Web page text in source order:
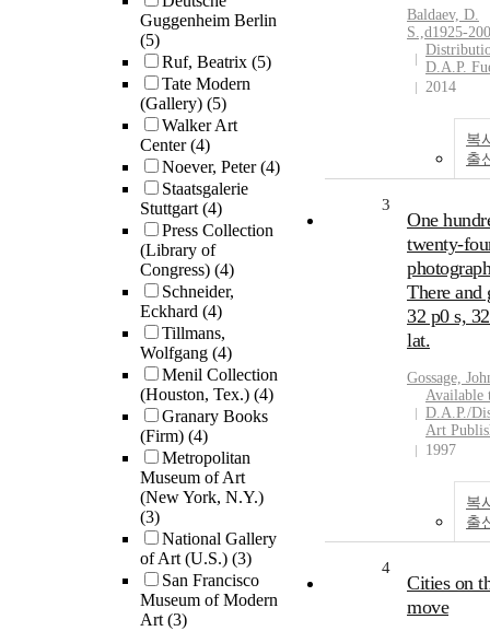
Guggenheim Berlin
(5)
Ruf, Beatrix (5)
Tate Modern
(Gallery) (5)
Walker Art
Center(4)
Noever, Peter(4)
Staatsgalerie
Stuttgart(4)
Press Collection
(Library of
Congress) (4)
Schneider,
Eckhard (4)
Tillmans,
Wolfgang (4)
Menil Collection
(Houston, Tex.) (4)
Granary Books
(Firm) (4)
Metropolitan
Museum of Art
(New York, N.Y.)
(3)
National Gallery
of Art (U.S.) (3)
San Francisco
Museum of Modern
Art(3)
Baldaev, D.
S.,d1925-
D.A.P.
2014
복
출
3
One
twenty-
There and
32 p0 s,
lat.
Gossage,
Available
D.A.P./
Art
1997
복
출
4
Cities on
move